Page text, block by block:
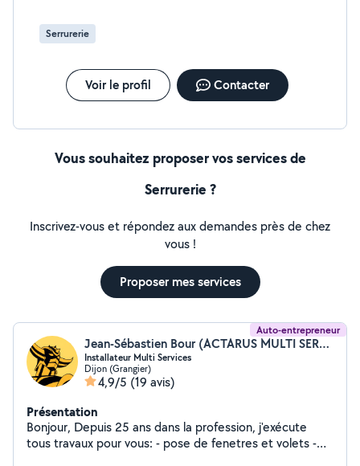
Serrurerie
Voir le profil Contacter
Vous souhaitez proposer vos services de
Serrurerie ?
Inscrivez-vous et répondez aux demandes près de chez
vous !
Proposer mes services
Auto-entrepreneur
Jean-Sébastien Bour (ACTARUS MULTI SERVICES)
Installateur Multi Services
Dijon (Grangier)
4,9/5 (19 avis)
Présentation
Bonjour, Depuis 25 ans dans la profession, j'exécute
tous travaux pour vous: - pose de fenetres et volets -